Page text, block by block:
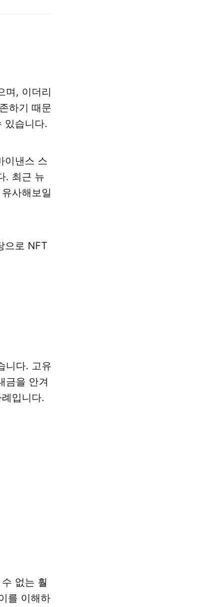
며, 이더리
하기 때문
있습니다.
이낸스 스
. 최근 뉴
사해보일
으로 NFT
니다. 고유
금을 안겨
입니다.
없는 훨
를 이해하